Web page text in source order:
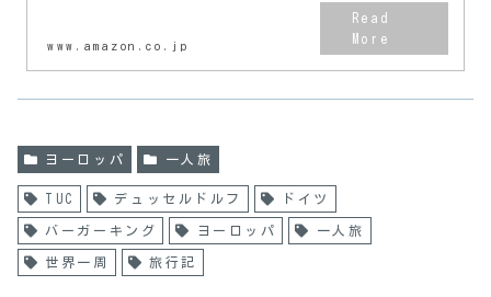
www.amazon.co.jp
ヨーロッパ 一人旅
TUC デュッセルドルフ ドイツ
バーガーキング ヨーロッパ 一人旅
世界一周 旅行記